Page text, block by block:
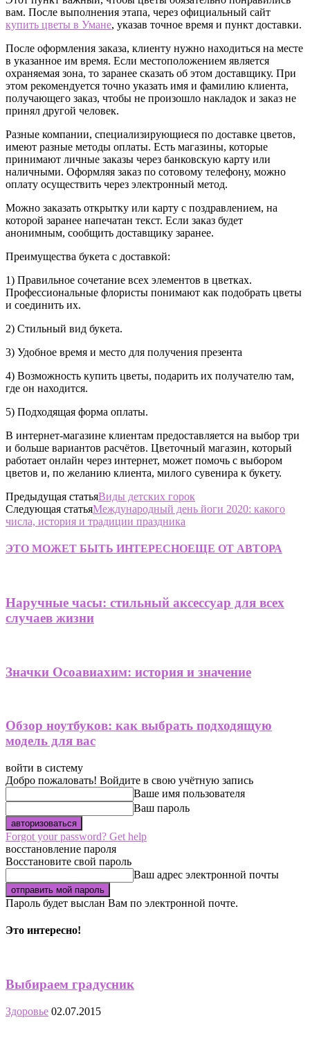
вам. После выполнения этапа, через официальный сайт
купить цветы в Умане, указав точное время и пункт доставки.
После оформления заказа, клиенту нужно находиться на месте
в указанное им время. Если местоположением является
охраняемая зона, то заранее сказать об этом доставщику. При
этом рекомендуется точно указать имя и фамилию клиента,
получающего заказ, чтобы не произошло накладок и заказ не
принял другой человек.
Разные компании, специализирующиеся по доставке цветов,
имеют разные методы оплаты. Есть магазины, которые
принимают личные заказы через банковскую карту или
наличными. Оформляя заказ по сотовому телефону, можно
оплату осуществить через электронный метод.
Можно заказать открытку или карту с поздравлением, на
которой заранее напечатан текст. Если заказ будет
анонимным, сообщить доставщику заранее.
Преимущества букета с доставкой:
1) Правильное сочетание всех элементов в цветках.
Профессиональные флористы понимают как подобрать цветы
и соединить их.
2) Стильный вид букета.
3) Удобное время и место для получения презента
4) Возможность купить цветы, подарить их получателю там,
где он находится.
5) Подходящая форма оплаты.
В интернет-магазине клиентам предоставляется на выбор три
и больше вариантов расчётов. Цветочный магазин, который
работает онлайн через интернет, может помочь с выбором
цветов и, по желанию клиента, милого сувенира к букету.
Предыдущая статьяВиды детских горок
Следующая статьяМеждународный день йоги 2020: какого
числа, история и традиции праздника
ЭТО МОЖЕТ БЫТЬ ИНТЕРЕСНОЕЩЕ ОТ АВТОРА
Наручные часы: стильный аксессуар для всех
случаев жизни
Значки Осоавиахим: история и значение
Обзор ноутбуков: как выбрать подходящую
модель для вас
войти в систему
Добро пожаловать! Войдите в свою учётную запись
Ваше имя пользователя
Ваш пароль
Forgot your password? Get help
восстановление пароля
Восстановите свой пароль
Ваш адрес электронной почты
Пароль будет выслан Вам по электронной почте.
Это интересно!
Выбираем градусник
Здоровье 02.07.2015